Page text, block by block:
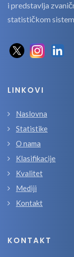
i predstavlja
statističkom
LINKOVI
Naslovna
Statistike
O nama
Klasifikacije
Kvalitet
Mediji
Kontakt
KONTAKT